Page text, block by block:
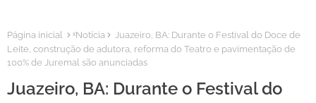
Página inicial ˣNotícia
Juazeiro, BA: Durante o Festival do Doce de
Leite, construção de adutora, reforma do Teatro e pavimentação de
100% de Juremal são anunciadas
Juazeiro, BA: Durante o Festival do